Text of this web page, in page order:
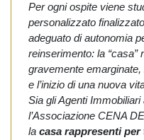
Per ogni ospite viene
personalizzato
adeguato di autonomia
reinserimento: la “casa”
gravemente
e l’inizio di una nuova
Sia gli AgentiImmobiliari
l’Associazione CENA
la casa rappresenti